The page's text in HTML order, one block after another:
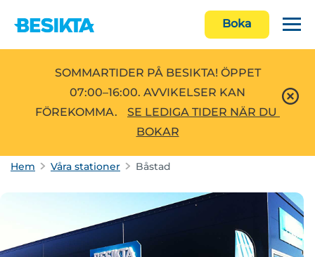
Boka
SOMMARTIDER PÅ BESIKTA! ÖPPET
07:00–16:00. AVVIKELSER KAN
FÖREKOMMA.
SE LEDIGA TIDER NÄR DU
BOKAR
Hem Våra stationer Båstad